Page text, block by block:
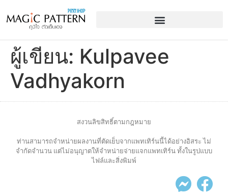
ผู้เขียน: Kulpavee
Vadhyakorn
สงวนลิขสิทธิ์ตามกฎหมาย
ท่านสามารถจำหน่ายผลงานที่ตัดเย็บจากแพทเทิร์นนี้ได้อย่างอิสระ ไม่
จำกัดจำนวน แต่ไม่อนุญาตให้จำหน่ายจ่ายแจกแพทเทิร์น ทั้งในรูปแบบ
ไฟล์และสิ่งพิมพ์